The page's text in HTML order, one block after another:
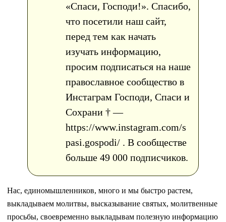
«Спаси, Господи!». Спасибо,
что посетили наш сайт,
перед тем как начать
изучать информацию,
просим подписаться на наше
православное сообщество в
Инстаграм Господи, Спаси и
Сохрани † —
https://www.instagram.com/s
pasi.gospodi/ . В сообществе
больше 49 000 подписчиков.
Нас, единомышленников, много и мы быстро растем,
выкладываем молитвы, высказывание святых, молитвенные
просьбы, своевременно выкладывам полезную информацию